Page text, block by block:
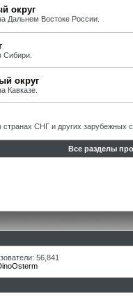
округ
Дальнем Востоке России.
Сибири.
округ
Кавказе.
СНГ и других зарубежных
Все разделы
56,841